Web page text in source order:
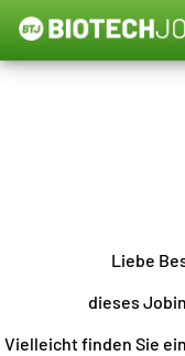
Liebe
dieses
Vielleicht finden Sie